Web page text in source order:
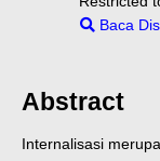
Baca
Abstract
Internalisasi